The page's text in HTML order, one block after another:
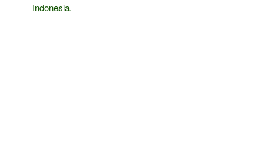
Indonesia.